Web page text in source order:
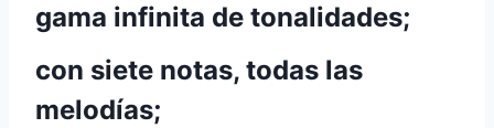
gama infinita de tonalidades;
con siete notas, todas las
melodías;